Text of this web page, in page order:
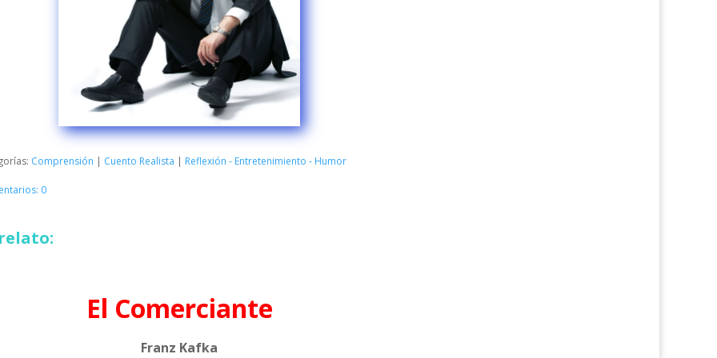
Comprensión | Cuento Realista | Reflexión - Entretenimiento - Humor
0
El Comerciante
Franz Kafka